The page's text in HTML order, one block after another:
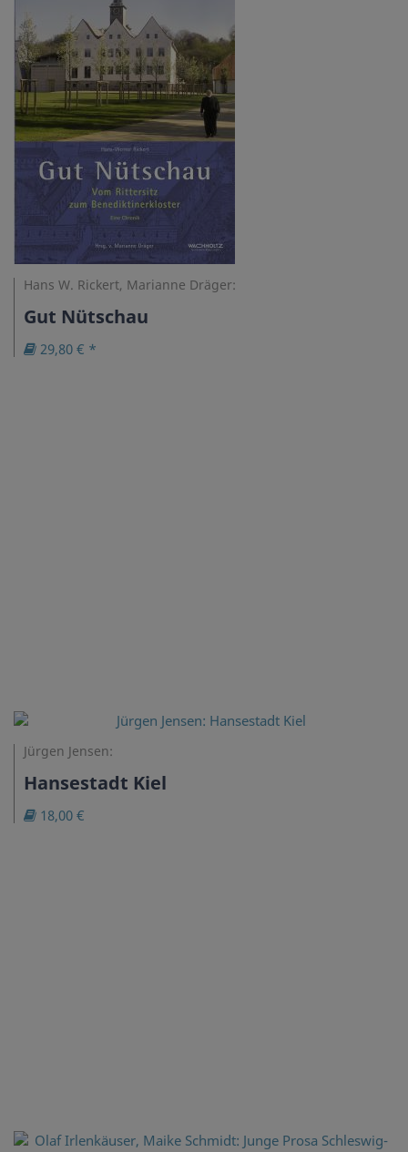
Hans W. Rickert, Marianne Dräger:
Gut Nütschau
29,80 € *
Jürgen Jensen:
Hansestadt Kiel
18,00 €